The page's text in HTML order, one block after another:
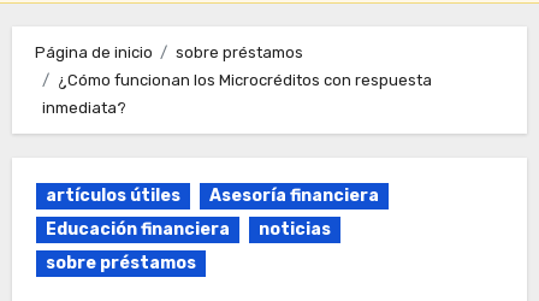
Página de inicio
sobre préstamos
¿Cómo funcionan los Microcréditos con respuesta
inmediata?
artículos útiles
Asesoría financiera
Educación financiera
noticias
sobre préstamos